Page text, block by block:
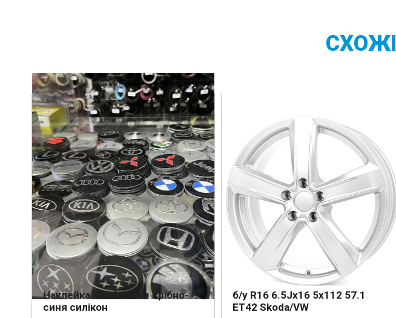
СХОЖІ
Наклейка FORD 50мм срібно-
синя силікон
б/у R16 6.5Jx16 5x112 57.1
ET42 Skoda/VW